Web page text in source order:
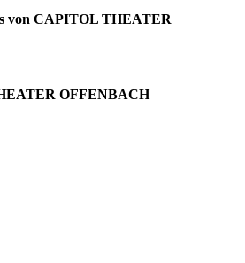
von CAPITOL THEATER
OFFENBACH